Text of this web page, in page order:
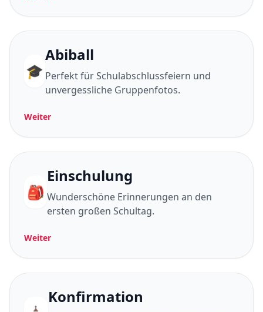
🎓
Abiball
Perfekt für Schulabschlussfeiern und
unvergessliche Gruppenfotos.
Weiter
🎒
Einschulung
Wunderschöne Erinnerungen an den
ersten großen Schultag.
Weiter
Konfirmation